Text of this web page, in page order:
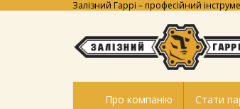
Залізний Гаррі – професійний
Про компанію Стати